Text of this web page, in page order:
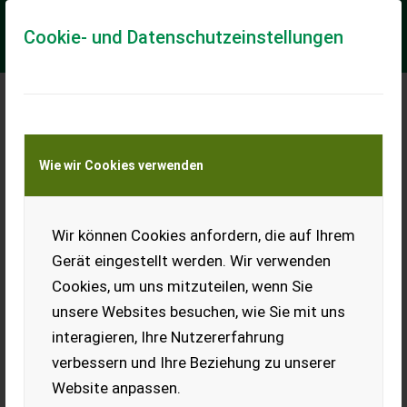
Cookie- und Datenschutzeinstellungen
Wie wir Cookies verwenden
Wir können Cookies anfordern, die auf Ihrem
Gerät eingestellt werden. Wir verwenden
Cookies, um uns mitzuteilen, wenn Sie
unsere Websites besuchen, wie Sie mit uns
interagieren, Ihre Nutzererfahrung
verbessern und Ihre Beziehung zu unserer
Website anpassen.
3.300 kg Hubkraft
Teleskoparm: Zweiteiliger,
hydraulisch ausfahrbarer
Tele...
EUR 119.900 inkl. 20 % MwSt.